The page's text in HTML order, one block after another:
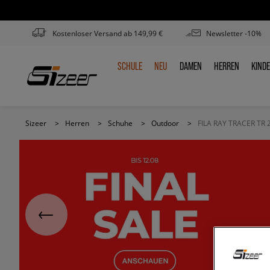
Kostenloser Versand ab 149,99 € Newsletter -10%
SCHULE
SCHULE NEU
NEU DAMEN
DAMEN HERREN
HERREN
Sizeer > Herren > Schuhe > Outdoor > FILA RAY TRACER TR 2